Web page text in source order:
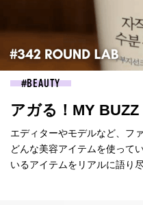
BEAUTY
アガる！MY
エディターやモデルなど、フ
どんな美容アイテムを使って
いるアイテムをリアルに語り